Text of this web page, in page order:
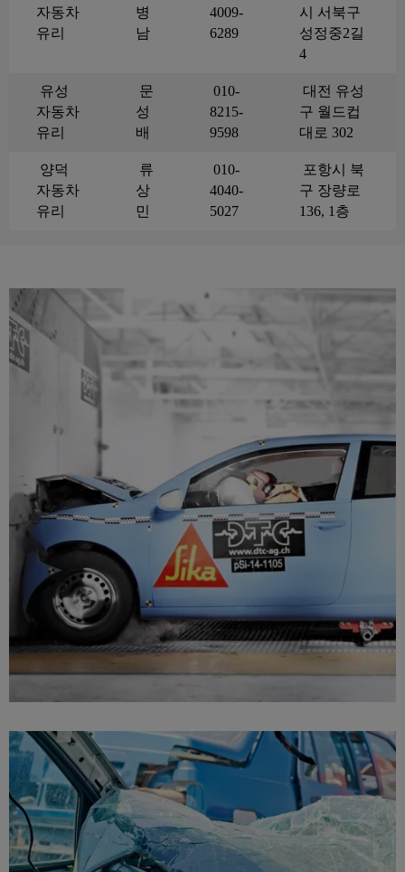
자동차
유리
병
남
4009-
6289
시 서북구
성정중2길
4
유성
자동차
유리
문
성
배
010-
8215-
9598
대전 유성
구 월드컵
대로 302
양덕
자동차
유리
류
상
민
010-
4040-
5027
포항시 북
구 장량로
136, 1층